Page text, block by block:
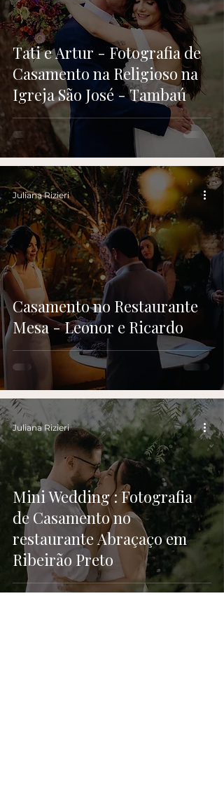
Tati e Artur - Fotografia de
Casamento na Religioso na
Igreja São José - Tambaú
Casamento no Restaurante
Mesa - Leonor e Ricardo
Juliana Rizieri
Mini Wedding : Fotografia
de Casamento no
restaurante Abraçaço em
Ribeirão Preto
Juliana Rizieri